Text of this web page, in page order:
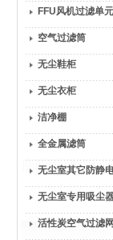
FFU风机过滤单元
空气过滤筒
无尘鞋柜
无尘衣柜
洁净棚
全金属滤筒
无尘室其它防静
无尘室专用吸尘
活性炭空气过滤网